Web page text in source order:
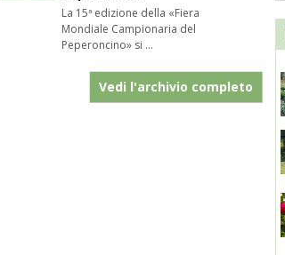
La 15ª edizione della «Fiera
Mondiale Campionaria del
Peperoncino» si ...
Vedi l'archivio completo